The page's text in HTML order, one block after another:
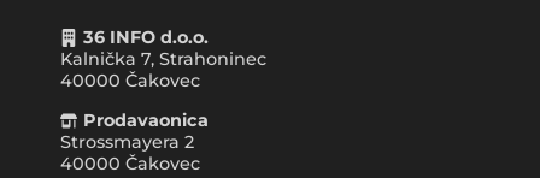
36 INFO d.o.o.
Kalnička 7, Strahoninec
40000 Čakovec
Prodavaonica
Strossmayera 2
40000 Čakovec